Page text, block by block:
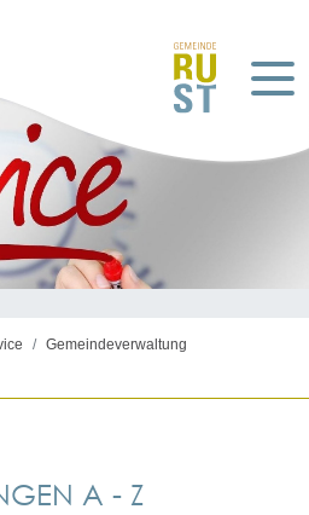
Gemeindeverwaltung
A - Z